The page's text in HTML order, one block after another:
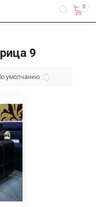
0
9
умолчанию